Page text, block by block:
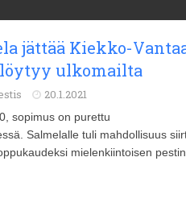
jättää Kiekko-
ulkomailta
20.1.2021
sopimus on purettu
Salmelalle tuli mahdollisuus
mielenkiintoisen pestin